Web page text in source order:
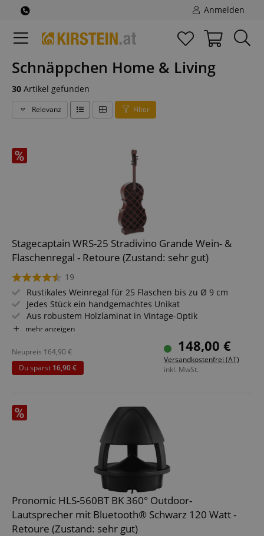
Anmelden
Schnäppchen Home & Living
30 Artikel gefunden
Relevanz Filter
Stagecaptain WRS-25 Stradivino Grande Wein- &
Flaschenregal - Retoure (Zustand: sehr gut)
19
Rustikales Weinregal für 25 Flaschen bis zu Ø 9 cm
Jedes Stück ein handgemachtes Unikat
Aus robustem Holzlaminat in Vintage-Optik
Im ausgefallenen "Cello" Design
Wunderschön in Küche, Wohn- & Esszimmer, Bars,
Restaurants & Verkaufsräumen
Ein perfektes Geschenk für Weinliebhaber & Bierfans
mehr anzeigen
148,00 €
Versandkostenfrei (AT)
inkl. MwSt.
Neupreis 164,90 €
Du sparst 16,90 €
Pronomic HLS-560BT BK 360° Outdoor-
Lautsprecher mit Bluetooth® Schwarz 120 Watt -
Retoure (Zustand: sehr gut)